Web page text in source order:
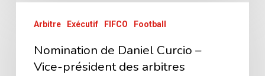
Arbitre Exécutif FIFCO Football
Nomination de Daniel Curcio –
Vice-président des arbitres